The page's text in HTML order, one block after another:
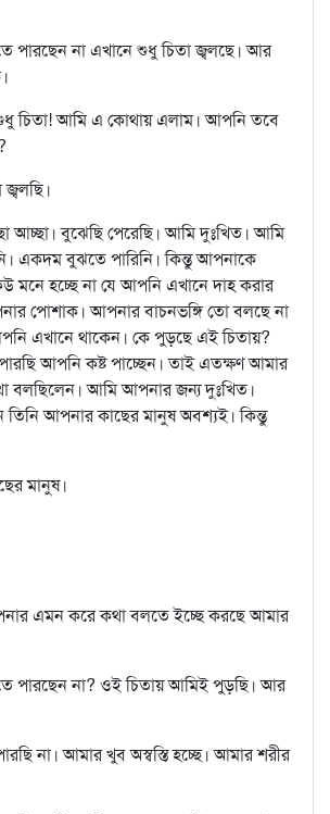
পারছেন না এখানে শুধু চিতা জ্বলছে। আর
চিতা! আমি এ কোথায় এলাম। আপনি তবে
আচ্ছা। বুঝেছি পেরেছি। আমি দুঃখিত। আমি
একদম বুঝতে পারিনি। কিন্তু আপনাকে
মনে হচ্ছে না যে আপনি এখানে দাহ করার
পোশাক। আপনার বাচনভঙ্গি তো বলছে না
এখানে থাকেন। কে পুড়ছে এই চিতায়?
আপনি কষ্ট পাচ্ছেন। তাই এতক্ষণ আমার
বলছিলেন। আমি আপনার জন্য দুঃখিত।
তিনি আপনার কাছের মানুষ অবশ্যই। কিন্তু
মানুষ।
এমন করে কথা বলতে ইচ্ছে করছে আমার
পারছেন না? ওই চিতায় আমিই পুড়ছি। আর
না। আমার খুব অস্বস্তি হচ্ছে। আমার শরীর